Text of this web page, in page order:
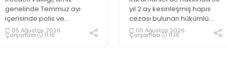
genelinde Temmuz ayı
içerisinde polis ve
jandarma ekiplerince
uyuşturucu ile mücadele
05 Ağustos 2026
Çarşamba 11:16
yakalandı
yıl 2 ay kesinleşmiş hapis
cezası bulunan hükümlü
operasyonla gözaltına
alındı
05 Ağustos 2026
Çarşamba 11:16